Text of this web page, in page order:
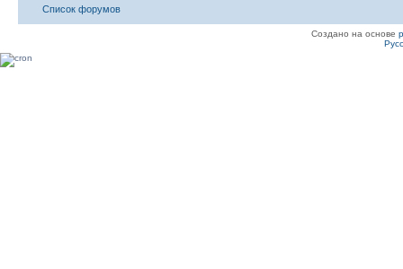
Список форумов
Создано на основе